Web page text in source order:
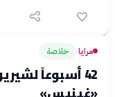
مرايا› خلاصة
42 أسبوعاً